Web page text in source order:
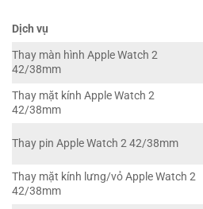
Dịch vụ
Thay màn hình Apple Watch 2
42/38mm
Thay mặt kính Apple Watch 2
42/38mm
Thay pin Apple Watch 2 42/38mm
Thay mặt kính lưng/vỏ Apple Watch 2
42/38mm